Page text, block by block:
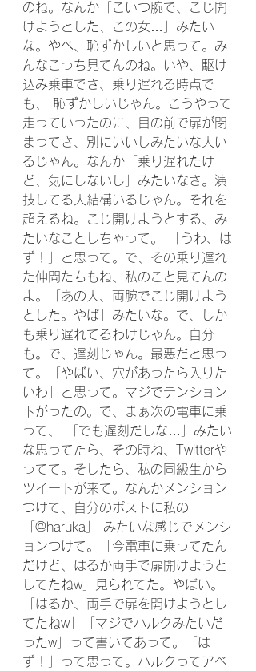
のね。なんか「こいつ腕で、こじ開
けようとした、この女…」みたい
な。やべ、恥ずかしいと思って。み
んなこっち見てんのね。いや、駆け
込み乗車でさ、乗り遅れる時点で
も、 恥ずかしいじゃん。こうやって
走っていったのに、目の前で扉が閉
まってさ、別にいいしみたいな人い
るじゃん。なんか「乗り遅れたけ
ど、気にしないし」みたいなさ。演
技してる人結構いるじゃん。それを
超えるね。こじ開けようとする、み
たいなことしちゃって。 「うわ、は
ず！」と思って。で、その乗り遅れ
た仲間たちもね、私のこと見てんの
よ。「あの人、両腕でこじ開けよう
とした。やば」みたいな。で、しか
も乗り遅れてるわけじゃん。自分
も。で、遅刻じゃん。最悪だと思っ
て。「やばい、穴があったら入りた
いわ」と思って。マジでテンション
下がったの。で、まぁ次の電車に乗
って、 「でも遅刻だしな…」みたい
な思ってたら、その時ね、Twitterや
ってて。そしたら、私の同級生から
ツイートが来て。なんかメンション
つけて、自分のポストに私の
「@haruka」 みたいな感じでメンシ
ョンつけて。「今電車に乗ってたん
だけど、はるか両手で扉開けようと
してたねw」見られてた。やばい。
「はるか、両手で扉を開けようとし
てたねw」「マジでハルクみたいだ
ったw」って書いてあって。「は
ず！」って思って。ハルクってアベ